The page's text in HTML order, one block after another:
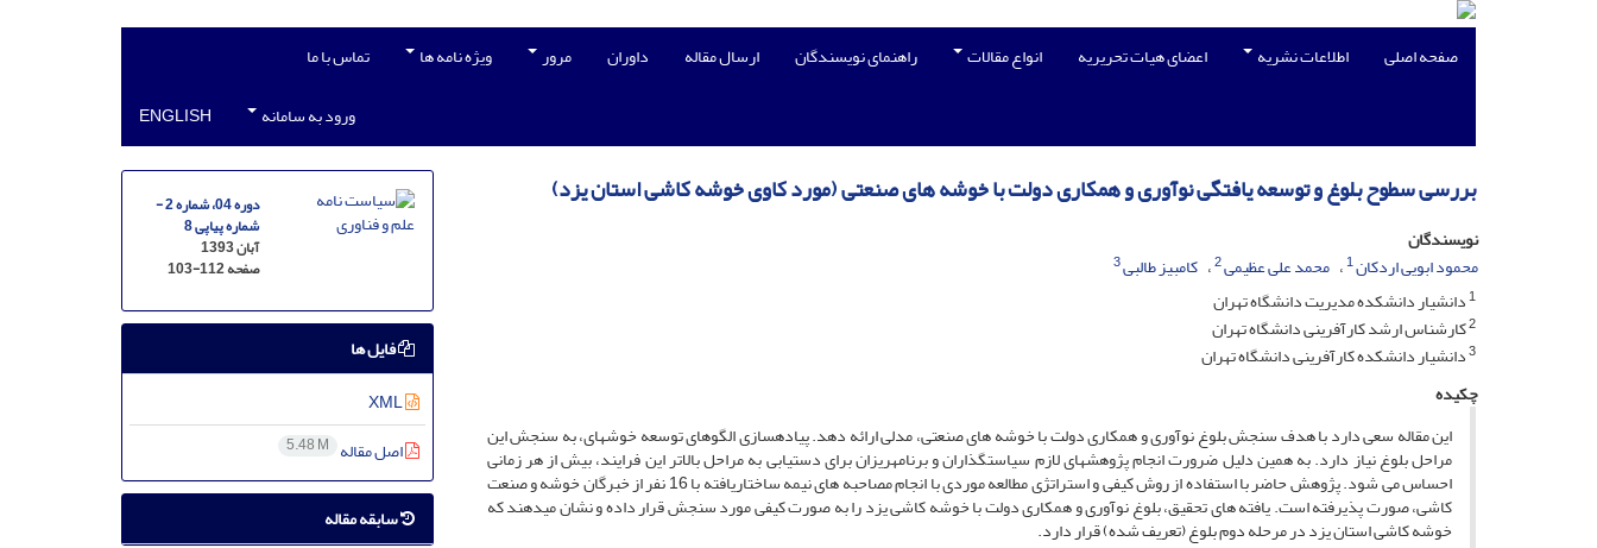
صفحه اصلی اطلاعات نشریه اعضای هیات تحریریه انواع مقالات راهنمای نویسندگان ارسال مقاله داوران مرور ویژه نامه ها
تماس با ما
ورود به سامانه
ENGLISH
بررسی سطوح بلوغ و توسعه یافتگی نوآوری و همکاری دولت با خوشه های صنعتی (مورد کاوی خوشه کاشی استان یزد)
نویسندگان
محمود ابویی اردکان1 محمد علی عظیمی2 کامبیز طالبی3
1دانشیار دانشکده مدیریت دانشگاه تهران
2کارشناس ارشد کارآفرینی دانشگاه تهران
3دانشیار دانشکده کارآفرینی دانشگاه تهران
چکیده
این مقاله سعی دارد با هدف سنجش بلوغ نوآوری و همکاری دولت با خوشه های صنعتی، مدلی ارائه دهد. پیادهسازی الگوهای توسعه خوشه‏ای، به سنجش این
مراحل بلوغ نیاز دارد. به همین دلیل ضرورت انجام پژوهش‏های لازم سیاست‏گذاران و برنامه‏ریزان برای دستیابی به مراحل بالاتر این فرایند، بیش از هر زمانی
احساس می شود. پژوهش حاضر با استفاده از روش کیفی و استراتژی مطالعه موردی با انجام مصاحبه های نیمه ساختاریافته با 16 نفر از خبرگان خوشه و صنعت
کاشی، صورت پذیرفته است. یافته های تحقیق، بلوغ نوآوری و همکاری دولت با خوشه کاشی یزد را به صورت کیفی مورد سنجش قرار داده و نشان می‏دهند که
خوشه کاشی استان یزد در مرحله دوم بلوغ (تعریف شده) قرار دارد.
دوره 04، شماره 2 -
شماره پیاپی 8
آبان 1393
صفحه103-112
فایل ها
XML
اصل مقاله 5.48 M
سابقه مقاله